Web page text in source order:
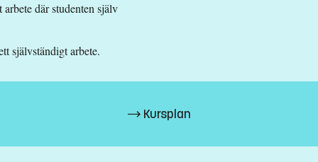
där studenten själv
självständigt arbete.
Kursplan